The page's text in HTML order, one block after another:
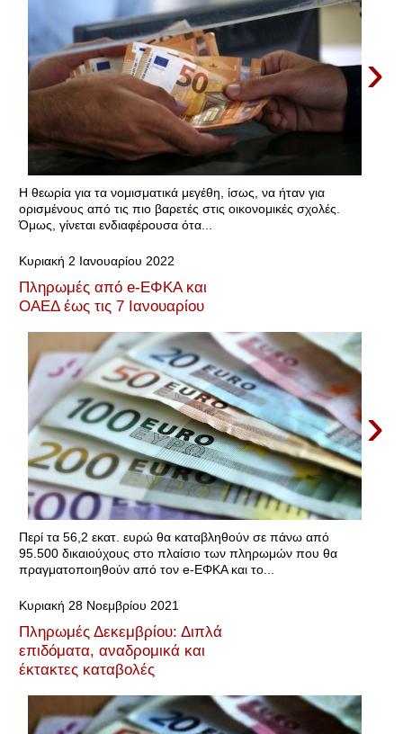
›
Η θεωρία για τα νομισματικά μεγέθη, ίσως, να ήταν για
ορισμένους από τις πιο βαρετές στις οικονομικές σχολές.
Όμως, γίνεται ενδιαφέρουσα ότα...
Κυριακή 2 Ιανουαρίου 2022
Πληρωμές από e-ΕΦΚΑ και
ΟΑΕΔ έως τις 7 Ιανουαρίου
›
Περί τα 56,2 εκατ. ευρώ θα καταβληθούν σε πάνω από
95.500 δικαιούχους στο πλαίσιο των πληρωμών που θα
πραγματοποιηθούν από τον e-ΕΦΚΑ και το...
Κυριακή 28 Νοεμβρίου 2021
Πληρωμές Δεκεμβρίου: Διπλά
επιδόματα, αναδρομικά και
έκτακτες καταβολές